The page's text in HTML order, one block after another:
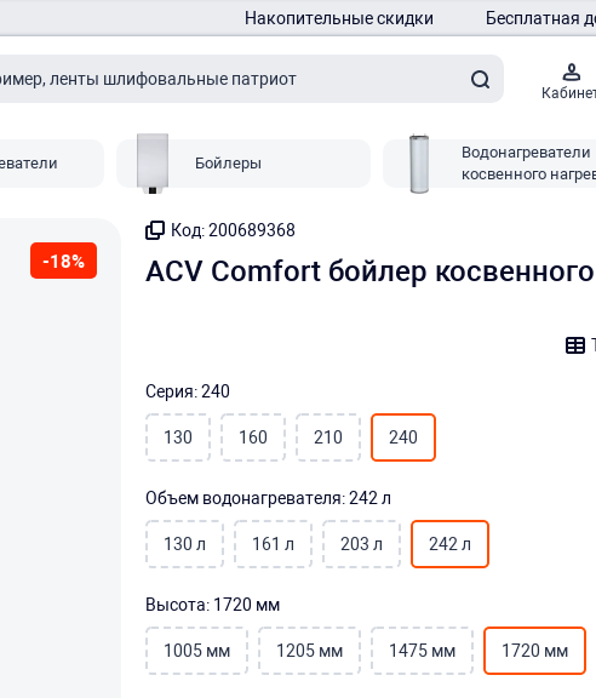
Накопительные скидки Бесплатная
Бойлеры
Водонагреватели
косвенного
-18%
Код: 200689368
ACV Comfort бойлер
Серия: 240
130 160 210 240
Объем водонагревателя: 242 л
130 л 161 л 203 л 242 л
Высота: 1720 мм
1005 мм 1205 мм 1475 мм 1720 мм